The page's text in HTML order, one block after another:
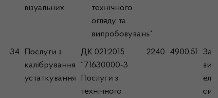
візуальних
технічного
огляду та
випробовувань“
34
Послуги з
калібрування
устаткування
ДК 021:2015
“71630000-3
Послуги з
технічного
2240 4900,51